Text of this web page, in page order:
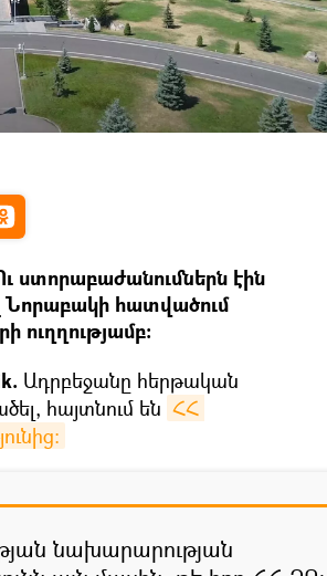
ստորաբաժանումներն էին
Նորաբակի հատվածում
ուղղությամբ։
Ադրբեջանը հերթական
հայտնում են ՀՀ
նախարարության